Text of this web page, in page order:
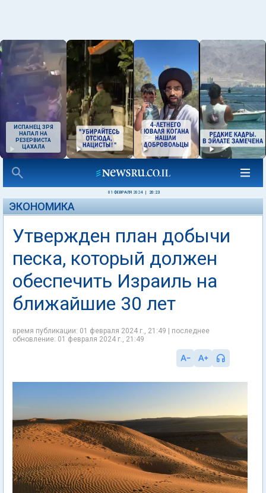
ИСПАНЕЦ ЗРЯ
НАПАЛ НА
РЕЗЕРВИСТА
ЦАХАЛА
01 ФЕВРАЛЯ 2024 20:23
ЭКОНОМИКА
Утвержден план добычи
песка, который должен
обеспечить Израиль на
ближайшие 30 лет
время публикации: 01 февраля 2024 г., 21:49 | последнее
обновление: 01 февраля 2024 г., 21:49